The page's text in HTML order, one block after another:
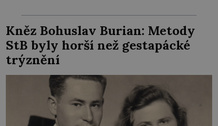
raději jen skrápí svěcenou vodou. Za několik
dní divné burácení skutečně ustane. Když o
mnoho let později hrobku […]
Kněz Bohuslav Burian: Metody
StB byly horší než gestapácké
trýznění